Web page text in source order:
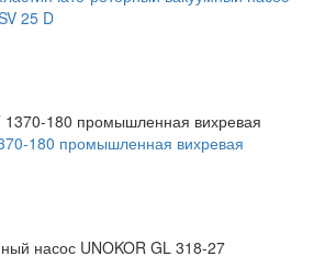
25 D
180 промышленная вихревая